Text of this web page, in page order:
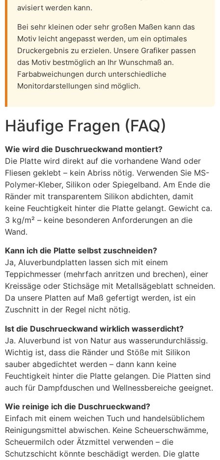
avisiert werden kann.
Bei sehr kleinen oder sehr großen Maßen kann das
Motiv leicht angepasst werden, um ein optimales
Druckergebnis zu erzielen. Unsere Grafiker passen
das Motiv bestmöglich an Ihr Wunschmaß an.
Farbabweichungen durch unterschiedliche
Monitordarstellungen sind möglich.
Häufige Fragen (FAQ)
Wie wird die Duschrueckwand montiert?
Die Platte wird direkt auf die vorhandene Wand oder
Fliesen geklebt – kein Abriss nötig. Verwenden Sie MS-
Polymer-Kleber, Silikon oder Spiegelband. Am Ende die
Ränder mit transparentem Silikon abdichten, damit
keine Feuchtigkeit hinter die Platte gelangt. Gewicht ca.
3 kg/m² – keine besonderen Anforderungen an die
Wand.
Kann ich die Platte selbst zuschneiden?
Ja, Aluverbundplatten lassen sich mit einem
Teppichmesser (mehrfach anritzen und brechen), einer
Kreissäge oder Stichsäge mit Metallsägeblatt schneiden.
Da unsere Platten auf Maß gefertigt werden, ist ein
Zuschnitt in der Regel nicht nötig.
Ist die Duschrueckwand wirklich wasserdicht?
Ja. Aluverbund ist von Natur aus wasserundurchlässig.
Wichtig ist, dass die Ränder und Stöße mit Silikon
sauber abgedichtet werden – dann kann keine
Feuchtigkeit hinter die Platte gelangen. Die Platten sind
auch für Dampfduschen und Wellnessbereiche geeignet.
Wie reinige ich die Duschrueckwand?
Einfach mit einem weichen Tuch und handelsüblichem
Reinigungsmittel abwischen. Keine Scheuerschwämme,
Scheuermilch oder Ätzmittel verwenden – die
Schutzschicht könnte beschädigt werden. Die glatte